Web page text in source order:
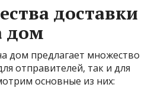
доставки
дом
дом предлагает множество
отправителей, так и для
основные из них: